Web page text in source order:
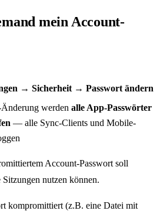
mein Account-
→ Sicherheit → Passwort ändern
werden alle App-Passwörter
— alle Sync-Clients und Mobile-
Account-Passwort soll
nutzen können.
kompromittiert (z.B. eine Datei mit